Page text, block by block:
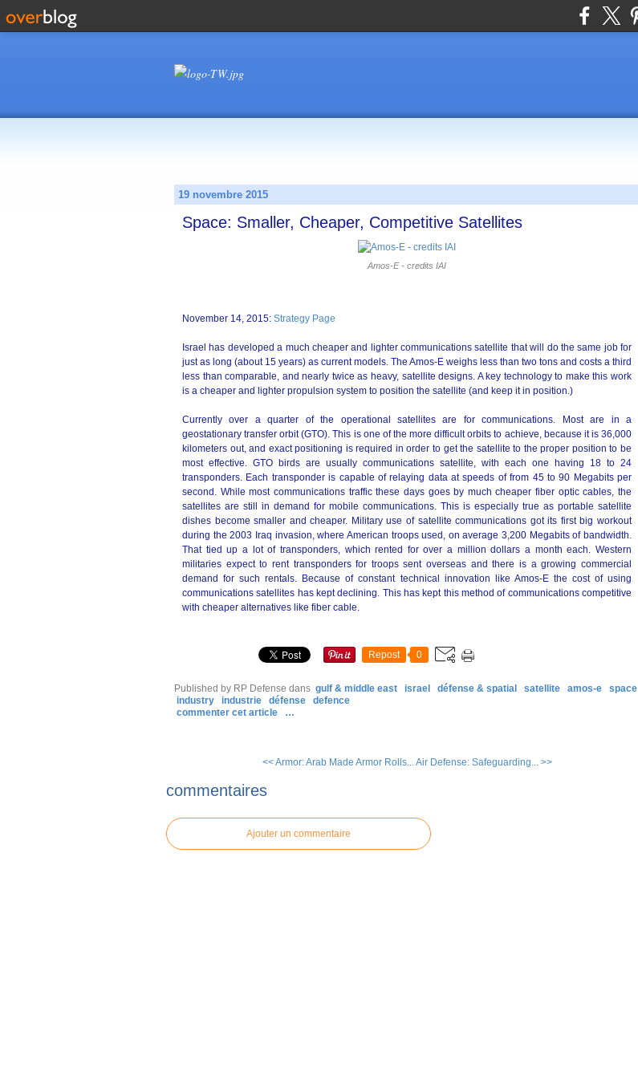
19 novembre 2015
Space: Smaller, Cheaper, Competitive Satellites
Amos-E - credits IAI
November 14, 2015: Strategy Page
Israel has developed a much cheaper and lighter communications satellite that will do the same job for
just as long (about 15 years) as current models. The Amos-E weighs less than two tons and costs a third
less than comparable, and nearly twice as heavy, satellite designs. A key technology to make this work
is a cheaper and lighter propulsion system to position the satellite (and keep it in position.)
Currently over a quarter of the operational satellites are for communications. Most are in a
geostationary transfer orbit (GTO). This is one of the more difficult orbits to achieve, because it is 36,000
kilometers out, and exact positioning is required in order to get the satellite to the proper position to be
most effective. GTO birds are usually communications satellite, with each one having 18 to 24
transponders. Each transponder is capable of relaying data at speeds of from 45 to 90 Megabits per
second. While most communications traffic these days goes by much cheaper fiber optic cables, the
satellites are still in demand for mobile communications. This is especially true as portable satellite
dishes become smaller and cheaper. Military use of satellite communications got its first big workout
during the 2003 Iraq invasion, where American troops used, on average 3,200 Megabits of bandwidth.
That tied up a lot of transponders, which rented for over a million dollars a month each. Western
militaries expect to rent transponders for troops sent overseas and there is a growing commercial
demand for such rentals. Because of constant technical innovation like Amos-E the cost of using
communications satellites has kept declining. This has kept this method of communications competitive
with cheaper alternatives like fiber cable.
Repost 0
Published by RP Defense dans gulf & middle east israel défense & spatial satellite amos-e
space
industry
industrie défense
defence
commenter cet article
…
<< Armor: Arab Made Armor Rolls...Air Defense: Safeguarding... >>
commentaires
Ajouter un commentaire